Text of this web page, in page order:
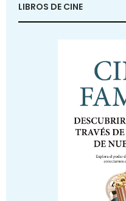
LIBROS DE CINE